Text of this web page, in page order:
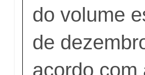
do volume
de
acordo com